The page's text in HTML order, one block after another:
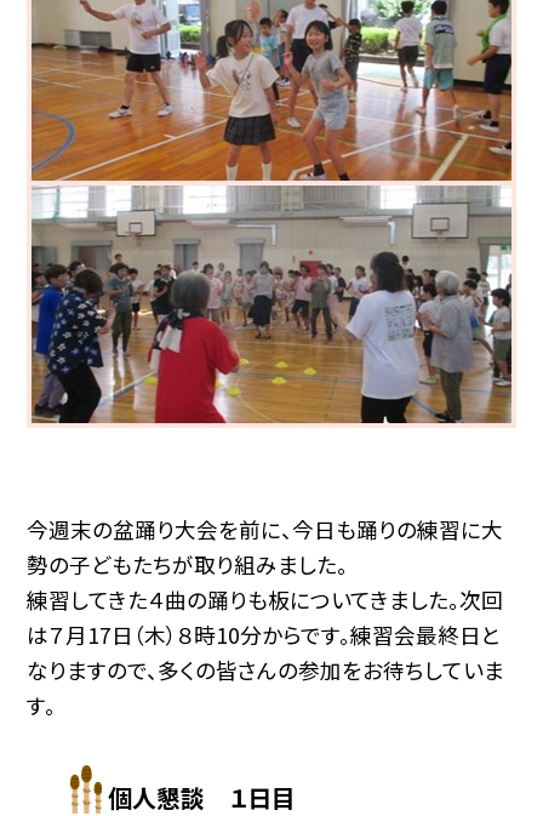
今週末の盆踊り大会を前に、今日も踊りの練習に大
勢の子どもたちが取り組みました。
練習してきた４曲の踊りも板についてきました。次回
は７月17日（木）８時10分からです。練習会最終日と
なりますので、多くの皆さんの参加をお待ちしていま
す。
個人懇談 １日目